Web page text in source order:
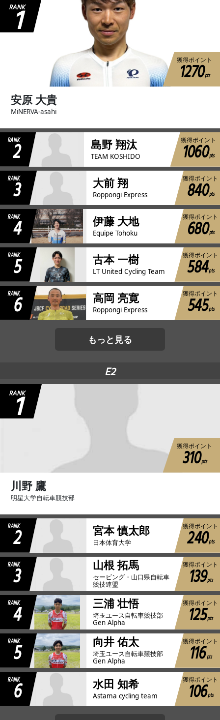
RANK
1
獲得ポイント
1270pts
安原 大貴
MiNERVA-asahi
RANK
2 島野 翔汰
TEAM KOSHIDO
獲得ポイント
1060pts
RANK
3 大前 翔
Roppongi Express
獲得ポイント
840pts
RANK
4 伊藤 大地
Equipe Tohoku
獲得ポイント
680pts
RANK
5 古本 一樹
LT United Cycling Team
獲得ポイント
584pts
RANK
6 高岡 亮寛
Roppongi Express
獲得ポイント
545pts
もっと見る
E2
RANK
1
獲得ポイント
310pts
川野 鷹
明星大学自転車競技部
RANK
2 宮本 慎太郎
日本体育大学
獲得ポイント
240pts
RANK
3 山根 拓馬
セービング・山口県自転車
競技連盟
獲得ポイント
139pts
RANK
4 三浦 壮悟
埼玉ユース自転車競技部
Gen Alpha
獲得ポイント
125pts
RANK
5 向井 佑太
埼玉ユース自転車競技部
Gen Alpha
獲得ポイント
116pts
RANK
6 水田 知希
Astama cycling team
獲得ポイント
106pts